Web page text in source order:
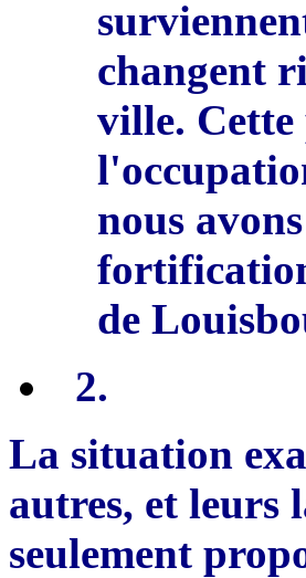
changent
ville. C
nous
de
2.
La situation
autres, et leurs
seulement